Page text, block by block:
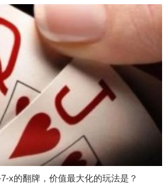
x的翻牌，价值最大化的玩法是？